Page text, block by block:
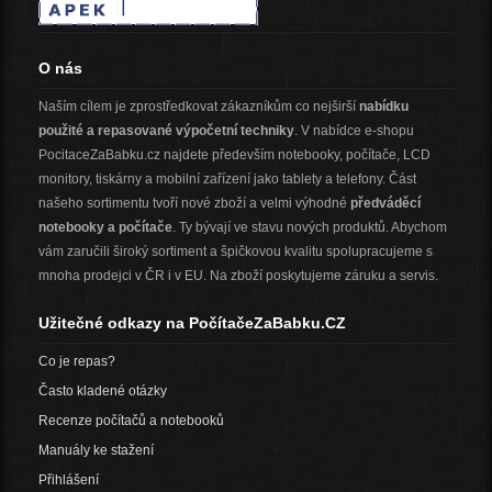
O nás
Naším cílem je zprostředkovat zákazníkům co nejširší nabídku
použité a repasované výpočetní techniky. V nabídce e-shopu
PocitaceZaBabku.cz najdete především notebooky, počítače, LCD
monitory, tiskárny a mobilní zařízení jako tablety a telefony. Část
našeho sortimentu tvoří nové zboží a velmi výhodné předváděcí
notebooky a počítače. Ty bývají ve stavu nových produktů. Abychom
vám zaručili široký sortiment a špičkovou kvalitu spolupracujeme s
mnoha prodejci v ČR i v EU. Na zboží poskytujeme záruku a servis.
Užitečné odkazy na PočítačeZaBabku.CZ
Co je repas?
Často kladené otázky
Recenze počítačů a notebooků
Manuály ke stažení
Přihlášení